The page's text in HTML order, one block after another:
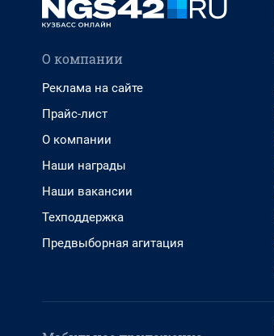
О компании
Реклама на сайте
Прайс-лист
О компании
Наши награды
Наши вакансии
Техподдержка
Предвыборная агитация